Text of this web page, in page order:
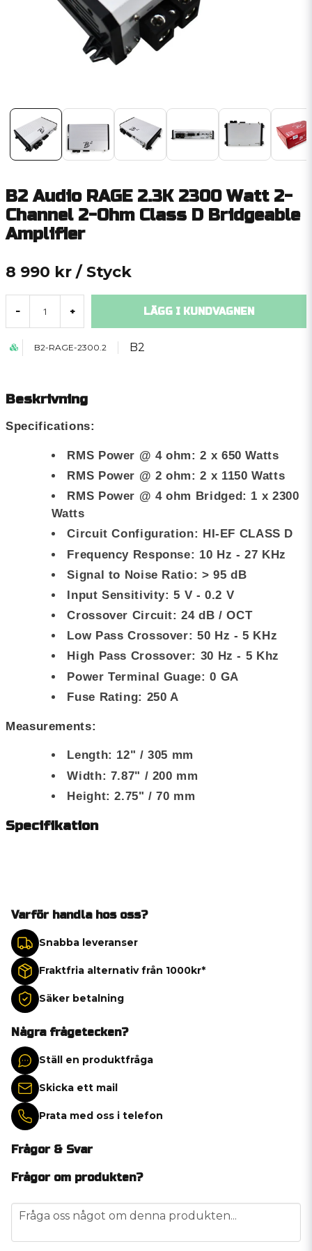
B2 Audio RAGE 2.3K 2300 Watt 2-
Channel 2-Ohm Class D Bridgeable
Amplifier
8 990 kr / Styck
- + LÄGG I KUNDVAGNEN
B2-RAGE-2300.2 B2
Beskrivning
Specifications:
RMS Power @ 4 ohm: 2 x 650 Watts
RMS Power @ 2 ohm: 2 x 1150 Watts
RMS Power @ 4 ohm Bridged: 1 x 2300
Watts
Circuit Configuration: HI-EF CLASS D
Frequency Response: 10 Hz - 27 KHz
Signal to Noise Ratio: > 95 dB
Input Sensitivity: 5 V - 0.2 V
Crossover Circuit: 24 dB / OCT
Low Pass Crossover: 50 Hz - 5 KHz
High Pass Crossover: 30 Hz - 5 Khz
Power Terminal Guage: 0 GA
Fuse Rating: 250 A
Measurements:
Length: 12" / 305 mm
Width: 7.87" / 200 mm
Height: 2.75" / 70 mm
Specifikation
Varför handla hos oss?
Snabba leveranser
Fraktfria alternativ från 1000kr*
Säker betalning
Några frågetecken?
Ställ en produktfråga
Skicka ett mail
Prata med oss i telefon
Frågor & Svar
Frågor om produkten?
question
Fråga oss något om denna produkten...